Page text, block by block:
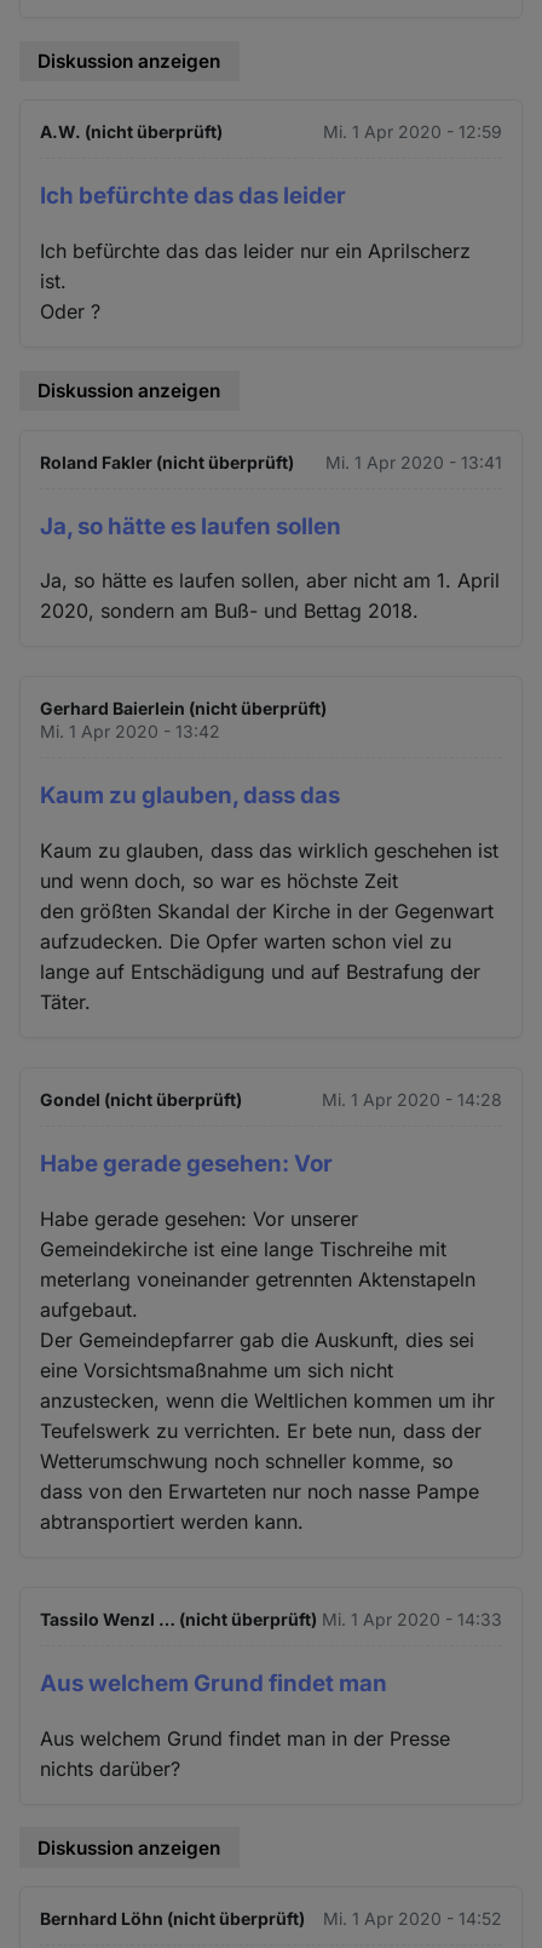
Diskussion anzeigen
A.W. (nicht überprüft) Mi. 1 Apr 2020 - 12:59
Ich befürchte das das leider
Ich befürchte das das leider nur ein Aprilscherz
ist.
Oder ?
Diskussion anzeigen
Roland Fakler (nicht überprüft) Mi. 1 Apr 2020 - 13:41
Ja, so hätte es laufen sollen
Ja, so hätte es laufen sollen, aber nicht am 1. April
2020, sondern am Buß- und Bettag 2018.
Gerhard Baierlein (nicht überprüft)
Mi. 1 Apr 2020 - 13:42
Kaum zu glauben, dass das
Kaum zu glauben, dass das wirklich geschehen ist
und wenn doch, so war es höchste Zeit
den größten Skandal der Kirche in der Gegenwart
aufzudecken. Die Opfer warten schon viel zu
lange auf Entschädigung und auf Bestrafung der
Täter.
Gondel (nicht überprüft) Mi. 1 Apr 2020 - 14:28
Habe gerade gesehen: Vor
Habe gerade gesehen: Vor unserer
Gemeindekirche ist eine lange Tischreihe mit
meterlang voneinander getrennten Aktenstapeln
aufgebaut.
Der Gemeindepfarrer gab die Auskunft, dies sei
eine Vorsichtsmaßnahme um sich nicht
anzustecken, wenn die Weltlichen kommen um ihr
Teufelswerk zu verrichten. Er bete nun, dass der
Wetterumschwung noch schneller komme, so
dass von den Erwarteten nur noch nasse Pampe
abtransportiert werden kann.
Tassilo Wenzl … (nicht überprüft) Mi. 1 Apr 2020 - 14:33
Aus welchem Grund findet man
Aus welchem Grund findet man in der Presse
nichts darüber?
Diskussion anzeigen
Bernhard Löhn (nicht überprüft) Mi. 1 Apr 2020 - 14:52